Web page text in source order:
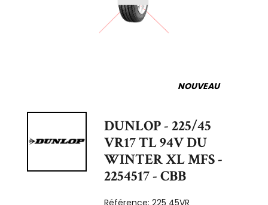
NOUVEAU
DUNLOP - 225/45
VR17 TL 94V DU
WINTER XL MFS -
2254517 - CBB
Référence:225 45VR